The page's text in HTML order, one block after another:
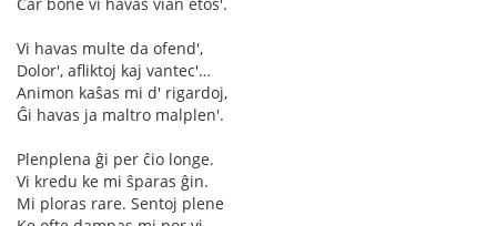
Vi havas multe da ofend',
Dolor', afliktoj kaj vantec'…
Animon kaŝas mi d' rigardoj,
Ĝi havas ja maltro malplen'.
Plenplena ĝi per ĉio longe.
Vi kredu ke mi ŝparas ĝin.
Mi ploras rare. Sentoj plene